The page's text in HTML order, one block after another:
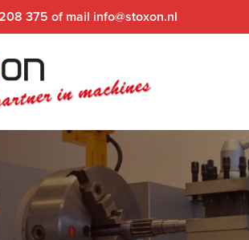
375 of mail info@stoxon.nl